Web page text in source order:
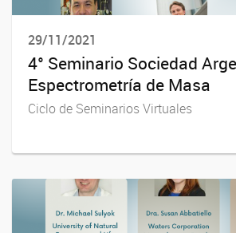
29/11/2021
4° Seminario Sociedad
Espectrometría de Masa
Ciclo de Seminarios Virtuales